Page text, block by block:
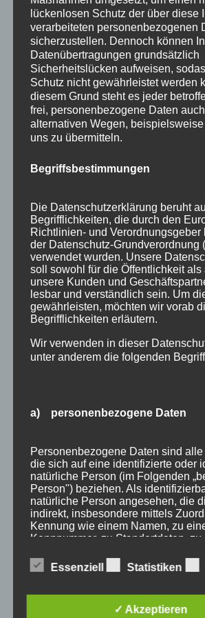
Wir sind Mitglied bei
Stichworte
allgäu allgäuer alpen alpen
bayern bergbahnen berge event
lückenlosen Schutz der über diese
verarbeiteten personenbezogenen
sicherzustellen. Dennoch können
Datenübertragungen grundsätzlich
Sicherheitslücken aufweisen,
Schutz nicht gewährleistet werden
diesem Grund steht es jeder
frei, personenbezogene Daten
alternativen Wegen,
uns zu übermitteln.
Begriffsbestimmungen
Die Datenschutzerklärung beruht
Begrifflichkeiten, die durch den
Richtlinien- und Verordnungsgeber
der Datenschutz-Grundverordnung
verwendet wurden. Unsere
soll sowohl für die Öffentlichkeit als
unsere Kunden und
lesbar und verständlich sein. Um
gewährleisten, möchten wir vorab
Begrifflichkeiten erläutern.
Wir verwenden in dieser
unter anderem die folgenden
a) personenbezogene Daten
Personenbezogene Daten sind
die sich auf eine identifizierte oder
natürliche Person (im Folgenden
Person") beziehen. Als
natürliche Person angesehen, die
indirekt, insbesondere mittels
Kennung wie einem Namen, zu
Kennnummer, zu Standortdaten, zu
besonderen Merkmalen, die
physischen, physiologischen,
identifiziert werden kann.
Essenziell Statistiken
✓ Akzeptieren